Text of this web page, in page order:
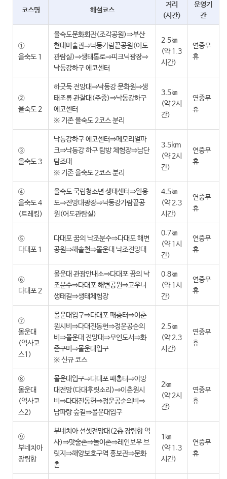
코스명 해설코스
거리
(시간)
운영기
간
①
을숙도 1
을숙도문화회관(조각공원)⇒부산
현대미술관⇒낙동가람끝공원(어도
관람실)⇒생태통로⇒피크닉광장⇒
낙동강하구 에코센터
2.5㎞
(약 1.3
시간)
연중무
휴
②
을숙도 2
하굿둑 전망대⇒낙동강 문화원⇒생
태조류 관찰대(주중)⇒낙동강하구
에코센터
※ 기존 을숙도 2코스 분리
3.5㎞
(약 2시
간)
연중무
휴
③
을숙도 3
낙동강하구 에코센터⇒메모리얼파
크⇒낙동강 하구 탐방 체험장⇒남단
탐조대
※ 기존 을숙도 2코스 분리
3.5km
(약 2시
간)
연중무
휴
④
을숙도 4
(트레킹)
을숙도 국립청소년 생태센터⇒일웅
도⇒전망대광장⇒낙동강가람끝공
원(어도관람실)
4.5㎞
(약 2.3
시간)
연중무
휴
⑤
다대포 1
다대포 꿈의 낙조분수⇒다대포 해변
공원⇒해솔천⇒몰운대 낙조전망대
0.7㎞
(약 1시
간)
연중무
휴
⑥
다대포 2
몰운대 관광안내소⇒다대포 꿈의 낙
조분수⇒다대포 해변공원⇒고우니
생태길⇒생태체험장
0.8㎞
(약 1시
간)
연중무
휴
⑦
몰운대
(역사코
스1)
몰운대입구⇒다대포 패총터⇒이춘
원시비⇒다대진동헌⇒정운공순의
비⇒몰운대 전망대⇒무인도서⇒화
준구미⇒몰운대입구
※ 신규 코스
2.5㎞
(약 2.3
시간)
연중무
휴
⑧
몰운대
(역사코
스2)
몰운대입구⇒다대포 패총터⇒야망
대전망(다대후릿소리)⇒이춘원시
비⇒다대진동헌⇒정운공순의비⇒
남파랑 숲길⇒몰운대입구
2㎞
(약 2시
간)
연중무
휴
⑨
부네치아
장림항
부네치아 선셋전망대(2층 장림항 역
사)⇒맛술촌⇒놀이촌⇒레인보우 브
릿지⇒해양보호구역 홍보관⇒문화
촌
1㎞
(약 1.3
시간)
연중무
휴